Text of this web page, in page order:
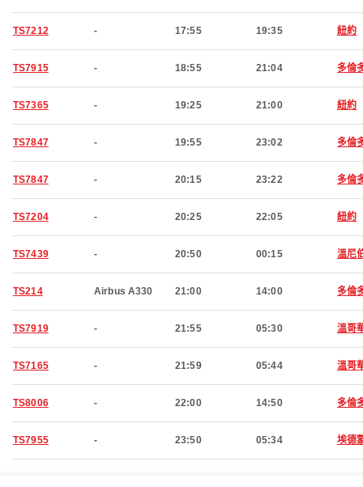
TS7212 - 17:55 19:35 紐約
TS7915 - 18:55 21:04 多倫
TS7365 - 19:25 21:00 紐約
TS7847 - 19:55 23:02 多倫
TS7847 - 20:15 23:22 多倫
TS7204 - 20:25 22:05 紐約
TS7439 - 20:50 00:15 溫尼
TS214 Airbus A330 21:00 14:00 多倫
TS7919 - 21:55 05:30 溫哥
TS7165 - 21:59 05:44 溫哥
TS8006 - 22:00 14:50 多倫
TS7955 - 23:50 05:34 埃德